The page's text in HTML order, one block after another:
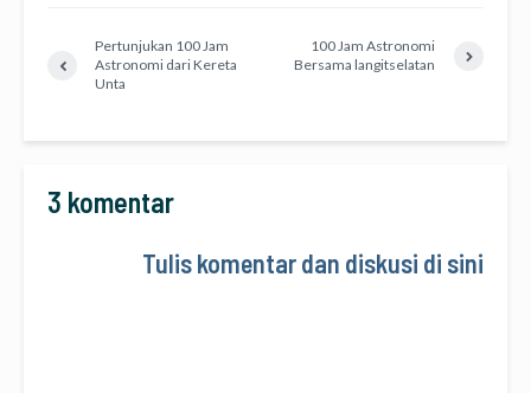
Pertunjukan 100 Jam
Astronomi dari Kereta
Unta
100 Jam Astronomi
Bersama langitselatan
3 komentar
Tulis komentar dan diskusi di sini